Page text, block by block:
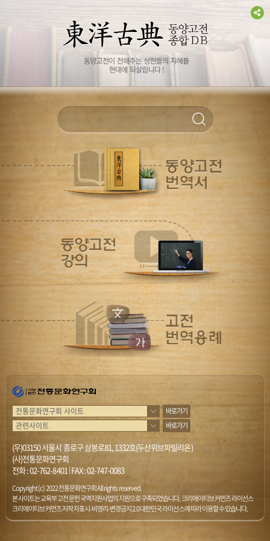
바로가기
바로가기
(우)03150 서울시 종로구 삼봉로81, 1332호(두산위브파빌리온)
(사)전통문화연구회
전화 :02-762-8401|FAX : 02-747-0083
Copyright (c) 2022 전통문화연구회 All rights reserved.
본 사이트는 교육부 고전문헌 국역지원사업의 지원으로 구축되었습니다. 크리에이티브 커먼즈 라이선스
크리에이티브 커먼즈 저작자표시-비영리-변경금지 2.0 대한민국 라이선스에 따라 이용할 수 있습니다.